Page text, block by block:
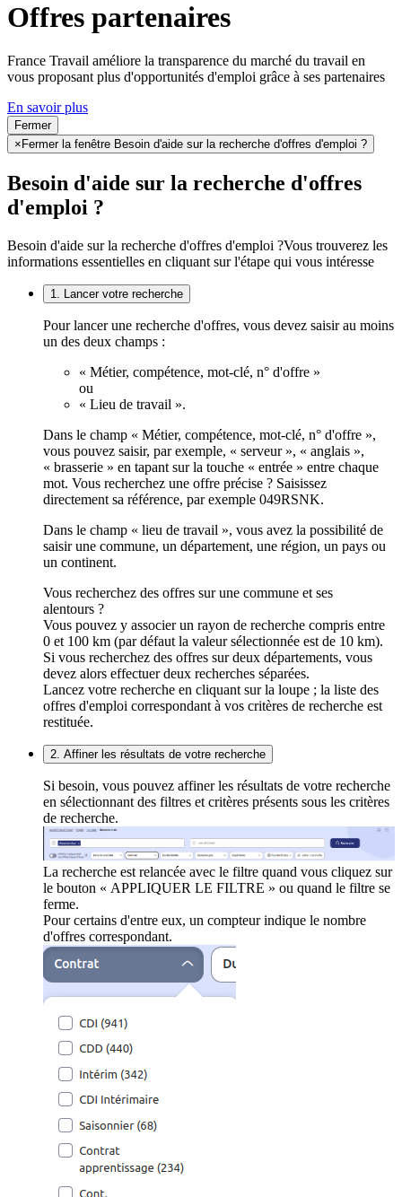
Offres partenaires
France Travail améliore la transparence du marché du travail en
vous proposant plus d'opportunités d'emploi grâce à ses partenaires
En savoir plus
Fermer
× Fermer la fenêtre Besoin d'aide sur la recherche d'offres d'emploi ?
Besoin d'aide sur la recherche d'offres
d'emploi ?
Besoin d'aide sur la recherche d'offres d'emploi ?Vous trouverez les
informations essentielles en cliquant sur l'étape qui vous intéresse
1. Lancer votre recherche
Pour lancer une recherche d'offres, vous devez saisir au moins
un des deux champs :
« Métier, compétence, mot-clé, n° d'offre »
ou
« Lieu de travail ».
Dans le champ « Métier, compétence, mot-clé, n° d'offre »,
vous pouvez saisir, par exemple, « serveur », « anglais »,
« brasserie » en tapant sur la touche « entrée » entre chaque
mot. Vous recherchez une offre précise ? Saisissez
directement sa référence, par exemple 049RSNK.
Dans le champ « lieu de travail », vous avez la possibilité de
saisir une commune, un département, une région, un pays ou
un continent.
Vous recherchez des offres sur une commune et ses
alentours ?
Vous pouvez y associer un rayon de recherche compris entre
0 et 100 km (par défaut la valeur sélectionnée est de 10 km).
Si vous recherchez des offres sur deux départements, vous
devez alors effectuer deux recherches séparées.
Lancez votre recherche en cliquant sur la loupe ; la liste des
offres d'emploi correspondant à vos critères de recherche est
restituée.
2. Affiner les résultats de votre recherche
Si besoin, vous pouvez affiner les résultats de votre recherche
en sélectionnant des filtres et critères présents sous les critères
de recherche.
La recherche est relancée avec le filtre quand vous cliquez sur
le bouton « APPLIQUER LE FILTRE » ou quand le filtre se
ferme.
Pour certains d'entre eux, un compteur indique le nombre
d'offres correspondant.